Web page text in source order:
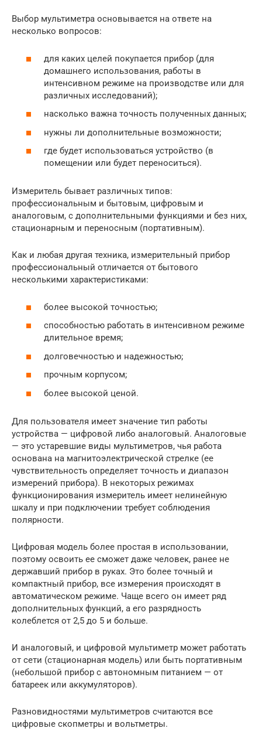
Выбор мультиметра основывается на ответе на
несколько вопросов:
для каких целей покупается прибор (для
домашнего использования, работы в
интенсивном режиме на производстве или для
различных исследований);
насколько важна точность полученных данных;
нужны ли дополнительные возможности;
где будет использоваться устройство (в
помещении или будет переноситься).
Измеритель бывает различных типов:
профессиональным и бытовым, цифровым и
аналоговым, с дополнительными функциями и без них,
стационарным и переносным (портативным).
Как и любая другая техника, измерительный прибор
профессиональный отличается от бытового
несколькими характеристиками:
более высокой точностью;
способностью работать в интенсивном режиме
длительное время;
долговечностью и надежностью;
прочным корпусом;
более высокой ценой.
Для пользователя имеет значение тип работы
устройства — цифровой либо аналоговый. Аналоговые
— это устаревшие виды мультиметров, чья работа
основана на магнитоэлектрической стрелке (ее
чувствительность определяет точность и диапазон
измерений прибора). В некоторых режимах
функционирования измеритель имеет нелинейную
шкалу и при подключении требует соблюдения
полярности.
Цифровая модель более простая в использовании,
поэтому освоить ее сможет даже человек, ранее не
державший прибор в руках. Это более точный и
компактный прибор, все измерения происходят в
автоматическом режиме. Чаще всего он имеет ряд
дополнительных функций, а его разрядность
колеблется от 2,5 до 5 и больше.
И аналоговый, и цифровой мультиметр может работать
от сети (стационарная модель) или быть портативным
(небольшой прибор с автономным питанием — от
батареек или аккумуляторов).
Разновидностями мультиметров считаются все
цифровые скопметры и вольтметры.